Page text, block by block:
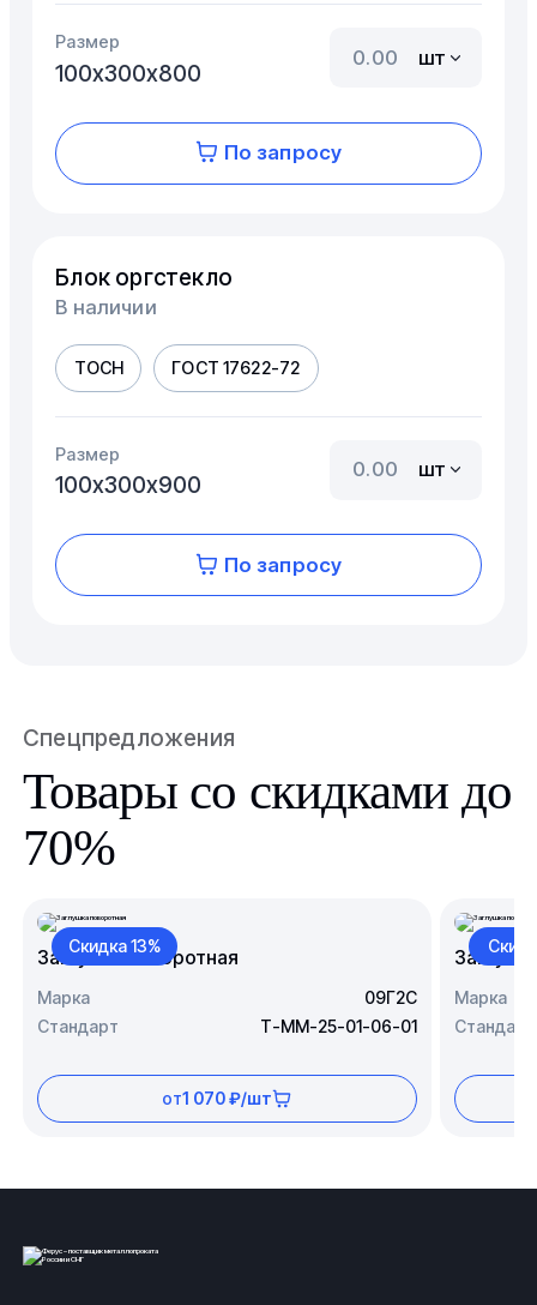
Размер
100х300х800
шт
По запросу
Блок оргстекло
В наличии
ТОСН ГОСТ 17622-72
Размер
100х300х900
шт
По запросу
Спецпредложения
Товары со скидками до
70%
Скидка 13%
Заглушка поворотная
Марка
09Г2С
Стандарт
Т-ММ-25-01-06-01
от1 070 ₽/шт
Марка
Стандарт